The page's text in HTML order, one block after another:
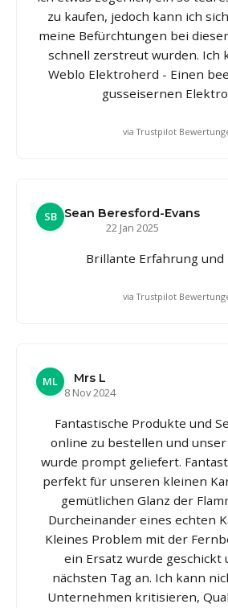
zu kaufen, jedoch kann ich
meine Befürchtungen bei
schnell zerstreut wurden. Ich
Weblo Elektroherd - Einen
gusseisernen
via Trustpilot
SB Sean Beresford-Evans
22 Jan 2025
Brillante Erfahrung und
via Trustpilot
ML
Mrs L
8 Nov 2024
Fantastische Produkte und
online zu bestellen und
wurde prompt geliefert.
perfekt für unseren kleinen
gemütlichen Glanz der
Durcheinander eines echten
Kleines Problem mit der
ein Ersatz wurde geschickt
nächsten Tag an. Ich kann
Unternehmen kritisieren,